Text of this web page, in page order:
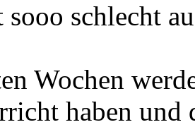
sooo schlecht
Wochen
haben und